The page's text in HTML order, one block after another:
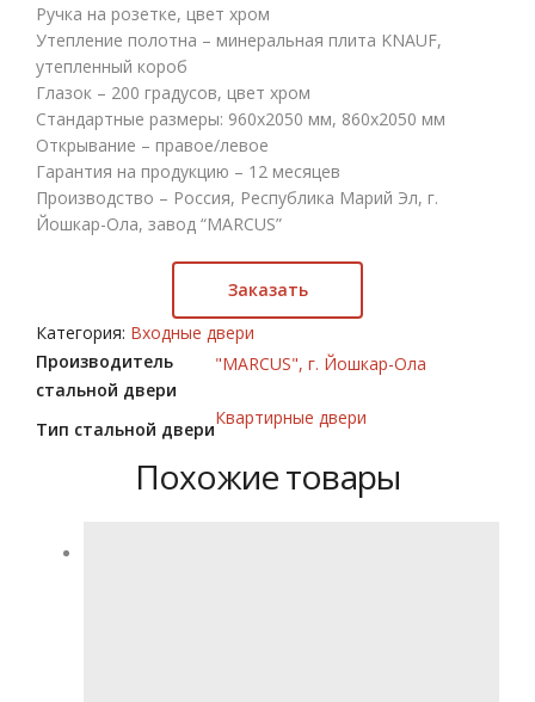
Ручка на розетке, цвет хром
Утепление полотна – минеральная плита KNAUF,
утепленный короб
Глазок – 200 градусов, цвет хром
Стандартные размеры: 960х2050 мм, 860х2050 мм
Открывание – правое/левое
Гарантия на продукцию – 12 месяцев
Производство – Россия, Республика Марий Эл, г.
Йошкар-Ола, завод “MARCUS”
Заказать
Категория: Входные двери
Производитель
стальной двери
"MARCUS", г. Йошкар-Ола
Тип стальной двери
Квартирные двери
Похожие товары